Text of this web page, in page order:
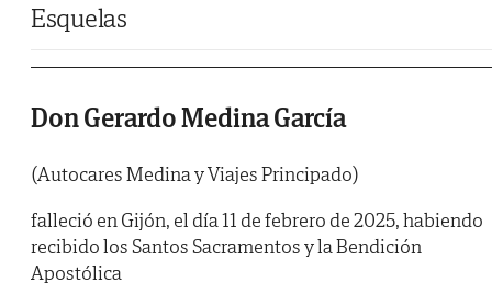
Esquelas
Don Gerardo Medina García
(Autocares Medina y Viajes Principado)
falleció en Gijón, el día 11 de febrero de 2025, habiendo
recibido los Santos Sacramentos y la Bendición
Apostólica